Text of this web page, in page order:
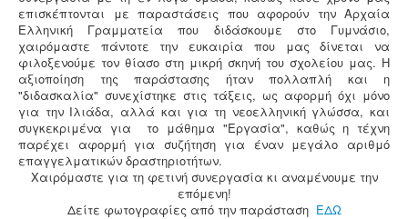
επισκέπτονται με παραστάσεις που αφορούν την Αρχαία
Ελληνική Γραμματεία που διδάσκουμε στο Γυμνάσιο,
χαιρόμαστε πάντοτε την ευκαιρία που μας δίνεται να
φιλοξενούμε τον θίασο στη μικρή σκηνή του σχολείου μας. Η
αξιοποίηση της παράστασης ήταν πολλαπλή και η
"διδασκαλία" συνεχίστηκε στις τάξεις, ως αφορμή όχι μόνο
για την Ιλιάδα, αλλά και για τη νεοελληνική γλώσσα, και
συγκεκριμένα για το μάθημα "Εργασία", καθώς η τέχνη
παρέχει αφορμή για συζήτηση για έναν μεγάλο αριθμό
επαγγελματικών δραστηριοτήτων.
Χαιρόμαστε για τη φετινή συνεργασία κι αναμένουμε την
επόμενη!
Δείτε φωτογραφίες από την παράσταση ΕΔΩ